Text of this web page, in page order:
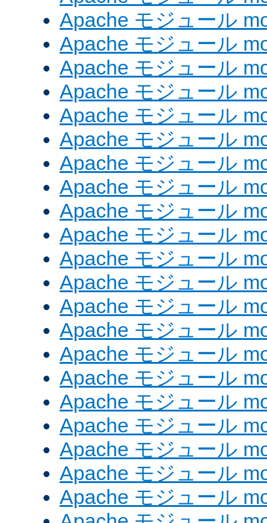
Apache モジュール
Apache モジュール
Apache モジュール
Apache モジュール
Apache モジュール
Apache モジュール
Apache モジュール
Apache モジュール
Apache モジュール
Apache モジュール
Apache モジュール
Apache モジュール
Apache モジュール
Apache モジュール
Apache モジュール
Apache モジュール
Apache モジュール
Apache モジュール
Apache モジュール
Apache モジュール
Apache モジュール